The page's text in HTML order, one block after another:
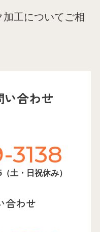
工についてご相
い合わせ
3138
土・日祝休み）
合わせ